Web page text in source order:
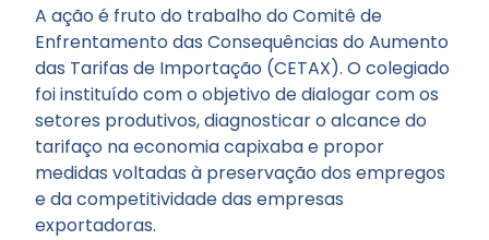
A ação é fruto do trabalho do Comitê de
Enfrentamento das Consequências do Aumento
das Tarifas de Importação (CETAX). O colegiado
foi instituído com o objetivo de dialogar com os
setores produtivos, diagnosticar o alcance do
tarifaço na economia capixaba e propor
medidas voltadas à preservação dos empregos
e da competitividade das empresas
exportadoras.